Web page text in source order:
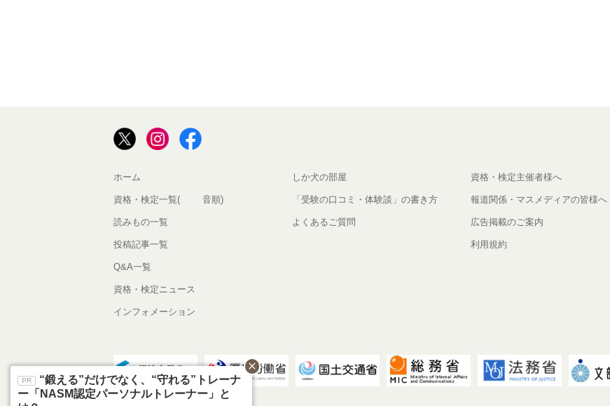
ホーム
資格・検定一覧(50音順)
読みもの一覧
投稿記事一覧
Q&A一覧
資格・検定ニュース
インフォメーション
しか犬の部屋
「受験の口コミ・体験談」の書き方
よくあるご質問
資格・検定主催者様へ
報道関係・マスメディアの皆様へ
広告掲載のご案内
利用規約
“鍛える”だけでなく、“守れる”トレーナ
ー「NASM認定パーソナルトレーナー」と
close